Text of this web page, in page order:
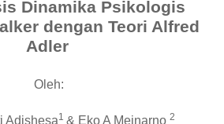
Dinamika Psikologis
dengan Teori Alfred
Adler
Oleh:
Adishesa1 & Eko A Meinarno 2